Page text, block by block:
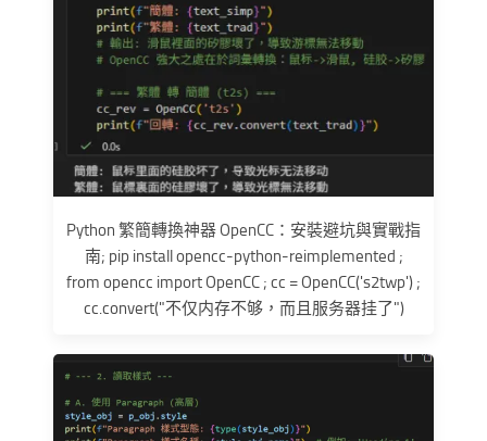
Python 繁簡轉換神器 OpenCC：安裝避坑與實戰指
南; pip install opencc-python-reimplemented ;
from opencc import OpenCC ; cc = OpenCC('s2twp') ;
cc.convert("不仅内存不够，而且服务器挂了")